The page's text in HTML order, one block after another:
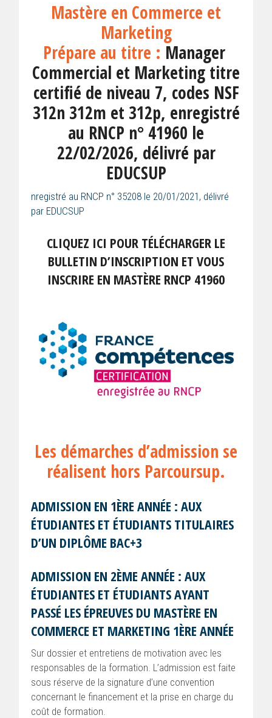
Mastère en Commerce et
Marketing
Prépare au titre : Manager
Commercial et Marketing titre
certifié de niveau 7, codes NSF
312n 312m et 312p, enregistré
au RNCP n° 41960 le
22/02/2026, délivré par
EDUCSUP
nregistré au RNCP n° 35208 le 20/01/2021, délivré
par EDUCSUP
CLIQUEZ ICI POUR TÉLÉCHARGER LE
BULLETIN D’INSCRIPTION ET VOUS
INSCRIRE EN MASTÈRE RNCP 41960
Les démarches d’admission se
réalisent hors Parcoursup.
ADMISSION EN 1ÈRE ANNÉE : AUX
ÉTUDIANTES ET ÉTUDIANTS TITULAIRES
D’UN DIPLÔME BAC+3
ADMISSION EN 2ÈME ANNÉE : AUX
ÉTUDIANTES ET ÉTUDIANTS AYANT
PASSÉ LES ÉPREUVES DU MASTÈRE EN
COMMERCE ET MARKETING 1ÈRE ANNÉE
Sur dossier et entretiens de motivation avec les
responsables de la formation. L’admission est faite
sous réserve de la signature d’une convention
concernant le financement et la prise en charge du
coût de formation.